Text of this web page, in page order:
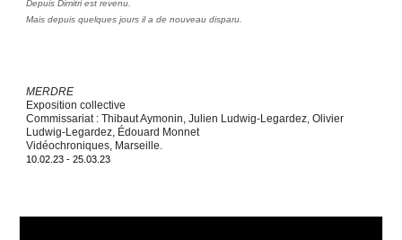
Depuis Dimitri est revenu.
Mais depuis quelques jours il a de nouveau disparu.
MERDRE
Exposition collective
Commissariat : Thibaut Aymonin, Julien Ludwig-Legardez, Olivier
Ludwig-Legardez, Édouard Monnet
Vidéochroniques, Marseille.
10 .02.23 - 25.03.23